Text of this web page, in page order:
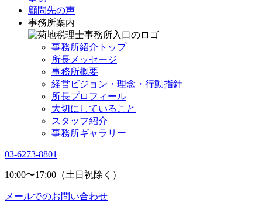
顧問先の声
事務所案内
事務所紹介トップ
所長メッセージ
事務所概要
経営ビジョン・理念・行動指針
所長プロフィール
大切にしていること
スタッフ紹介
事務所ギャラリー
03-6273-8801
10:00〜17:00（土日祝除く）
メールでのお問い合わせ